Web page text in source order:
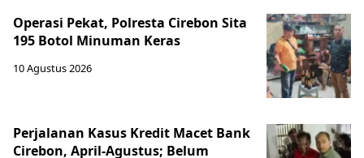
Operasi Pekat, Polresta Cirebon Sita
195 Botol Minuman Keras
10 Agustus 2026
Perjalanan Kasus Kredit Macet Bank
Cirebon, April-Agustus; Belum